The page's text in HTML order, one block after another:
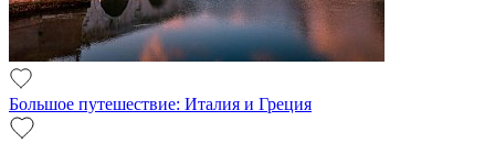
Большое путешествие: Италия и Греция